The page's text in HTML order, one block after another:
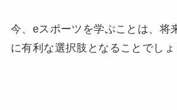
今、eスポーツを学ぶことは、将
に有利な選択肢となることでしょ